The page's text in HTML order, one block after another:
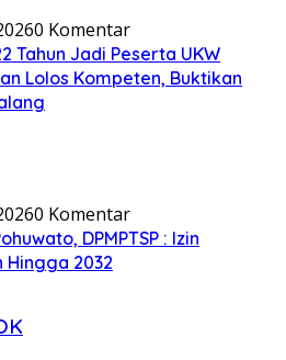
0 Komentar
Tahun Jadi Peserta UKW
Lolos Kompeten, Buktikan
0 Komentar
DPMPTSP : Izin
Hingga 2032